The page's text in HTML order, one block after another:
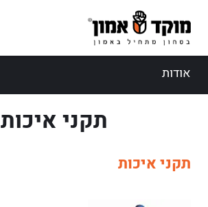
אודות
תקני איכות
תקני איכות